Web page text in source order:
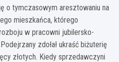
o tymczasowym aresztowaniu na
mieszkańca, którego
w pracowni jubilersko-
zdołał ukraść biżuterię
złotych. Kiedy sprzedawczyni